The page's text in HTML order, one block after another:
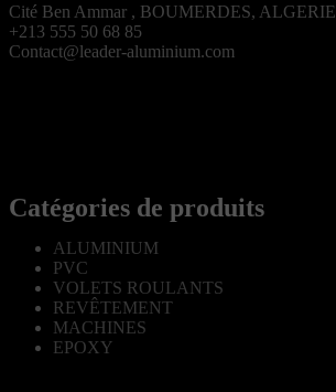
Cité Ben Ammar , BOUMERDES, ALGERIE
+213 555 50 68 85
Contact@leader-aluminium.com
Catégories de produits
ALUMINIUM
PVC
VOLETS ROULANTS
REVÊTEMENT
MACHINES
EPOXY